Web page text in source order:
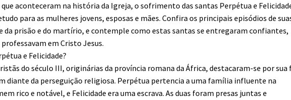
aconteceram na história da Igreja, o sofrimento das santas Perpétua e
para as mulheres jovens, esposas e mães. Confira os principais episódios de
da prisão e do martírio, e contemple como estas santas se entregaram confiantes,
em Cristo Jesus.
e Felicidade?
do século III, originárias da província romana da África, destacaram-se por sua
diante da perseguição religiosa. Perpétua pertencia a uma família influente na
rico e notável, e Felicidade era uma escrava. As duas foram presas juntas e